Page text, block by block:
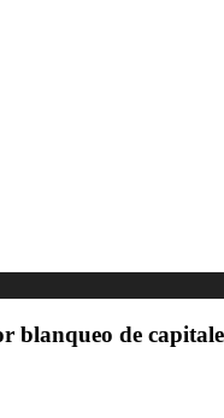
blanqueo de